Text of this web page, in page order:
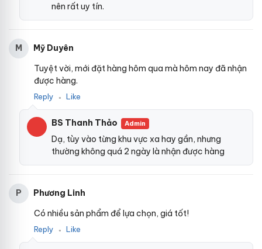
nên rất uy tín.
M
Mỹ Duyên
Tuyệt vời, mới đặt hàng hôm qua mà hôm nay đã nhận
được hàng.
Reply ● Like
BS Thanh Thảo Admin
Dạ, tùy vào từng khu vực xa hay gần, nhưng
thường không quá 2 ngày là nhận được hàng
P
Phương Linh
Có nhiều sản phẩm để lựa chọn, giá tốt!
Reply ● Like